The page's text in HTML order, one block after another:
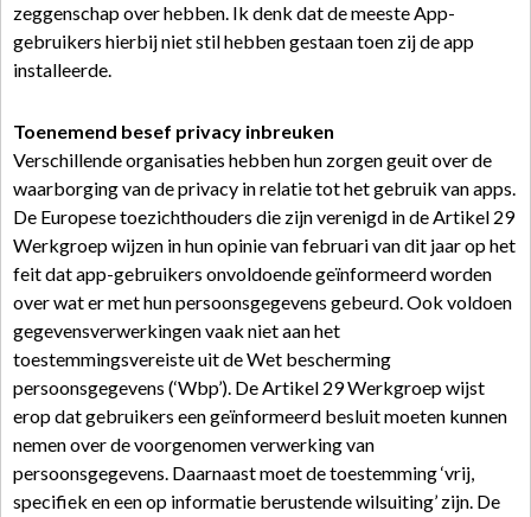
zeggenschap over hebben. Ik denk dat de meeste App-
gebruikers hierbij niet stil hebben gestaan toen zij de app
installeerde.
Toenemend besef privacy inbreuken
Verschillende organisaties hebben hun zorgen geuit over de
waarborging van de privacy in relatie tot het gebruik van apps.
De Europese toezichthouders die zijn verenigd in de Artikel 29
Werkgroep wijzen in hun opinie van februari van dit jaar op het
feit dat app-gebruikers onvoldoende geïnformeerd worden
over wat er met hun persoonsgegevens gebeurd. Ook voldoen
gegevensverwerkingen vaak niet aan het
toestemmingsvereiste uit de Wet bescherming
persoonsgegevens (‘Wbp’). De Artikel 29 Werkgroep wijst
erop dat gebruikers een geïnformeerd besluit moeten kunnen
nemen over de voorgenomen verwerking van
persoonsgegevens. Daarnaast moet de toestemming ‘vrij,
specifiek en een op informatie berustende wilsuiting’ zijn. De